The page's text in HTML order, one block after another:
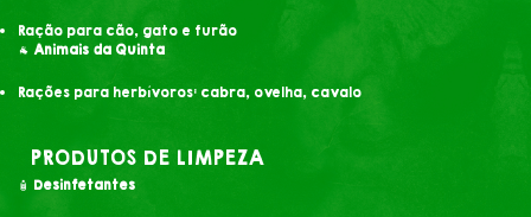
Ração para cão, gato e furão
🐐 Animais da Quinta
Rações para herbívoros: cabra, ovelha, cavalo
PRODUTOS DE LIMPEZA
🧴 Desinfetantes